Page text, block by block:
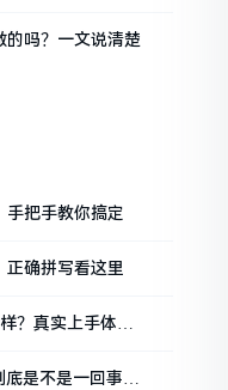
吗？一文说清楚
把手教你搞定
确拼写看这里
？真实上手体验
是不是一回事？